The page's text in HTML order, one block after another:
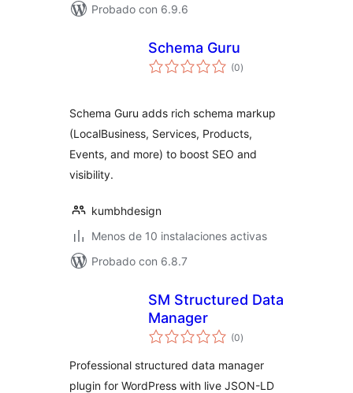
Probado con 6.9.6
Schema Guru
(0total
de
)
Schema Guru adds rich schema markup
(LocalBusiness, Services, Products,
Events, and more) to boost SEO and
visibility.
kumbhdesign
Menos de 10 instalaciones activas
Probado con 6.8.7
SM Structured Data
Manager
(0total
de
)
Professional structured data manager
plugin for WordPress with live JSON-LD